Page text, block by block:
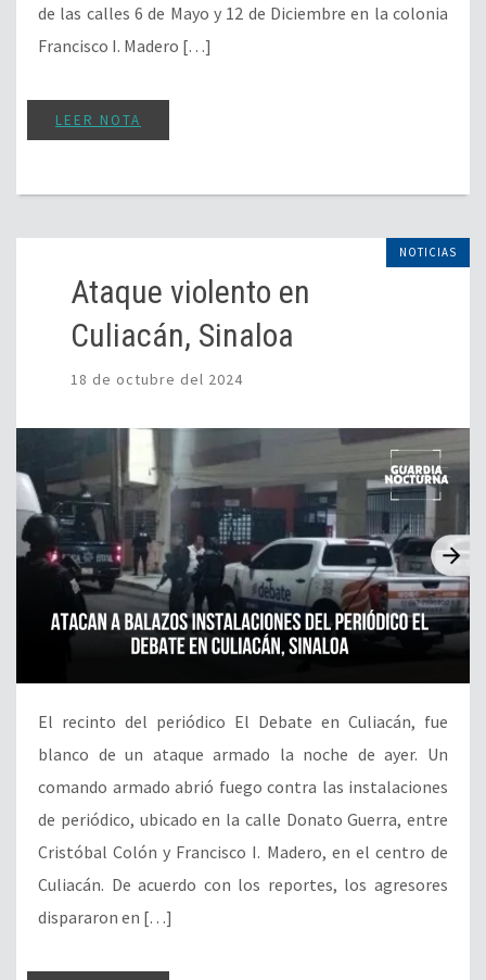
de las calles 6 de Mayo y 12 de Diciembre en la colonia
Francisco I. Madero […]
LEER NOTA
NOTICIAS
Ataque violento en
Culiacán, Sinaloa
18 de octubre del 2024
El recinto del periódico El Debate en Culiacán, fue
blanco de un ataque armado la noche de ayer. Un
comando armado abrió fuego contra las instalaciones
de periódico, ubicado en la calle Donato Guerra, entre
Cristóbal Colón y Francisco I. Madero, en el centro de
Culiacán. De acuerdo con los reportes, los agresores
dispararon en […]